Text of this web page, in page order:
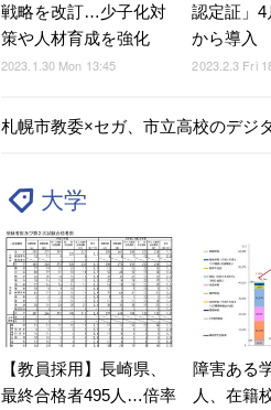
戦略を改訂…少子化対
策や人材育成を強化
2023.1.30 Mon 13:45
認定証」4
から導入
2023.2.3 Fri
札幌市教委×セガ、市立高校のデジ
大学
【教員採用】長崎県、
最終合格者495人…倍率
障害ある
人、在籍